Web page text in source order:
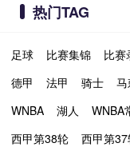
热门TAG
足球 比赛集锦 比赛
德甲
法甲 骑士
WNBA
湖人 WNBA
西甲第38轮
西甲第